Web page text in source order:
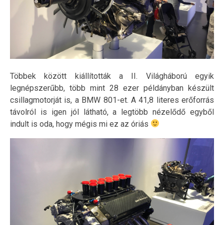
Többek között kiállították a II. Világháború egyik
legnépszerűbb, több mint 28 ezer példányban készült
csillagmotorját is, a BMW 801-et. A 41,8 literes erőforrás
távolról is igen jól látható, a legtöbb nézelődő egyből
indult is oda, hogy mégis mi ez az óriás